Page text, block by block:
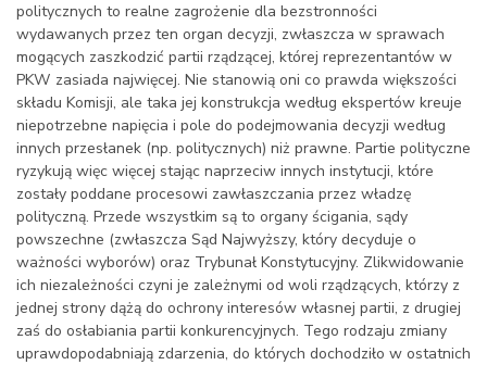
politycznych to realne zagrożenie dla bezstronności
wydawanych przez ten organ decyzji, zwłaszcza w sprawach
mogących zaszkodzić partii rządzącej, której reprezentantów w
PKW zasiada najwięcej. Nie stanowią oni co prawda większości
składu Komisji, ale taka jej konstrukcja według ekspertów kreuje
niepotrzebne napięcia i pole do podejmowania decyzji według
innych przesłanek (np. politycznych) niż prawne. Partie polityczne
ryzykują więc więcej stając naprzeciw innych instytucji, które
zostały poddane procesowi zawłaszczania przez władzę
polityczną. Przede wszystkim są to organy ścigania, sądy
powszechne (zwłaszcza Sąd Najwyższy, który decyduje o
ważności wyborów) oraz Trybunał Konstytucyjny. Zlikwidowanie
ich niezależności czyni je zależnymi od woli rządzących, którzy z
jednej strony dążą do ochrony interesów własnej partii, z drugiej
zaś do osłabiania partii konkurencyjnych. Tego rodzaju zmiany
uprawdopodabniają zdarzenia, do których dochodziło w ostatnich